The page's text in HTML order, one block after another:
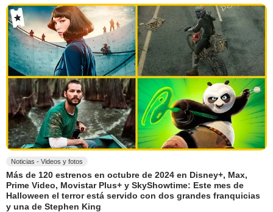
Noticias - Videos y fotos
Más de 120 estrenos en octubre de 2024 en Disney+, Max,
Prime Video, Movistar Plus+ y SkyShowtime: Este mes de
Halloween el terror está servido con dos grandes franquicias
y una de Stephen King